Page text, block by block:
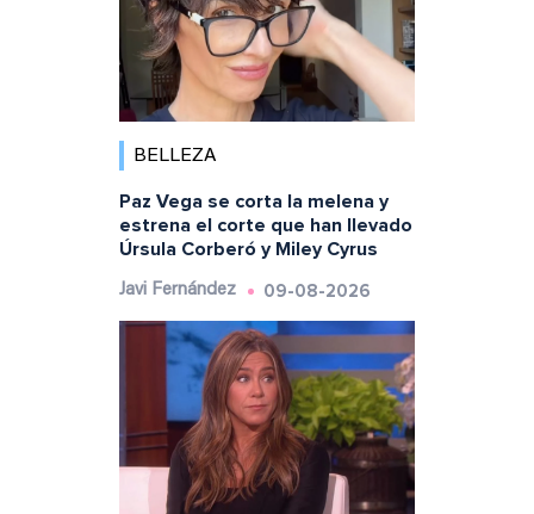
BELLEZA
Paz Vega se corta la melena y
estrena el corte que han llevado
Úrsula Corberó y Miley Cyrus
Javi Fernández 09-08-2026